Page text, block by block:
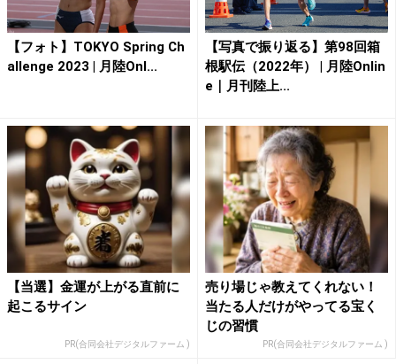
【フォト】TOKYO Spring Ch
allenge 2023 | 月陸Onl...
【写真で振り返る】第98回箱
根駅伝（2022年） | 月陸Onlin
e｜月刊陸上...
【当選】金運が上がる直前に
起こるサイン
PR(合同会社デジタルファーム )
売り場じゃ教えてくれない！
当たる人だけがやってる宝く
じの習慣
PR(合同会社デジタルファーム )